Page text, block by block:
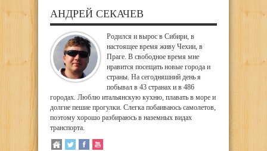
АНДРЕЙ СЕКАЧЕВ
Родился и вырос в Сибири, в
настоящее время живу Чехии, в
Праге. В свободное время мне
нравится посещать новые города и
страны. На сегодняшний день я
побывал в 43 странах и в 486
городах. Люблю итальянскую кухню, плавать в море и
долгие пешие прогулки. Слегка побаиваюсь самолетов,
поэтому хорошо разбираюсь в наземных видах
транспорта.